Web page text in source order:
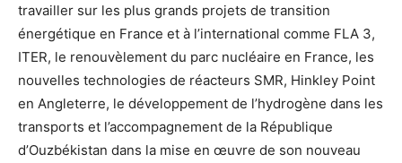
travailler sur les plus grands projets de transition
énergétique en France et à l’international comme FLA 3,
ITER, le renouvèlement du parc nucléaire en France, les
nouvelles technologies de réacteurs SMR, Hinkley Point
en Angleterre, le développement de l’hydrogène dans les
transports et l’accompagnement de la République
d’Ouzbékistan dans la mise en œuvre de son nouveau